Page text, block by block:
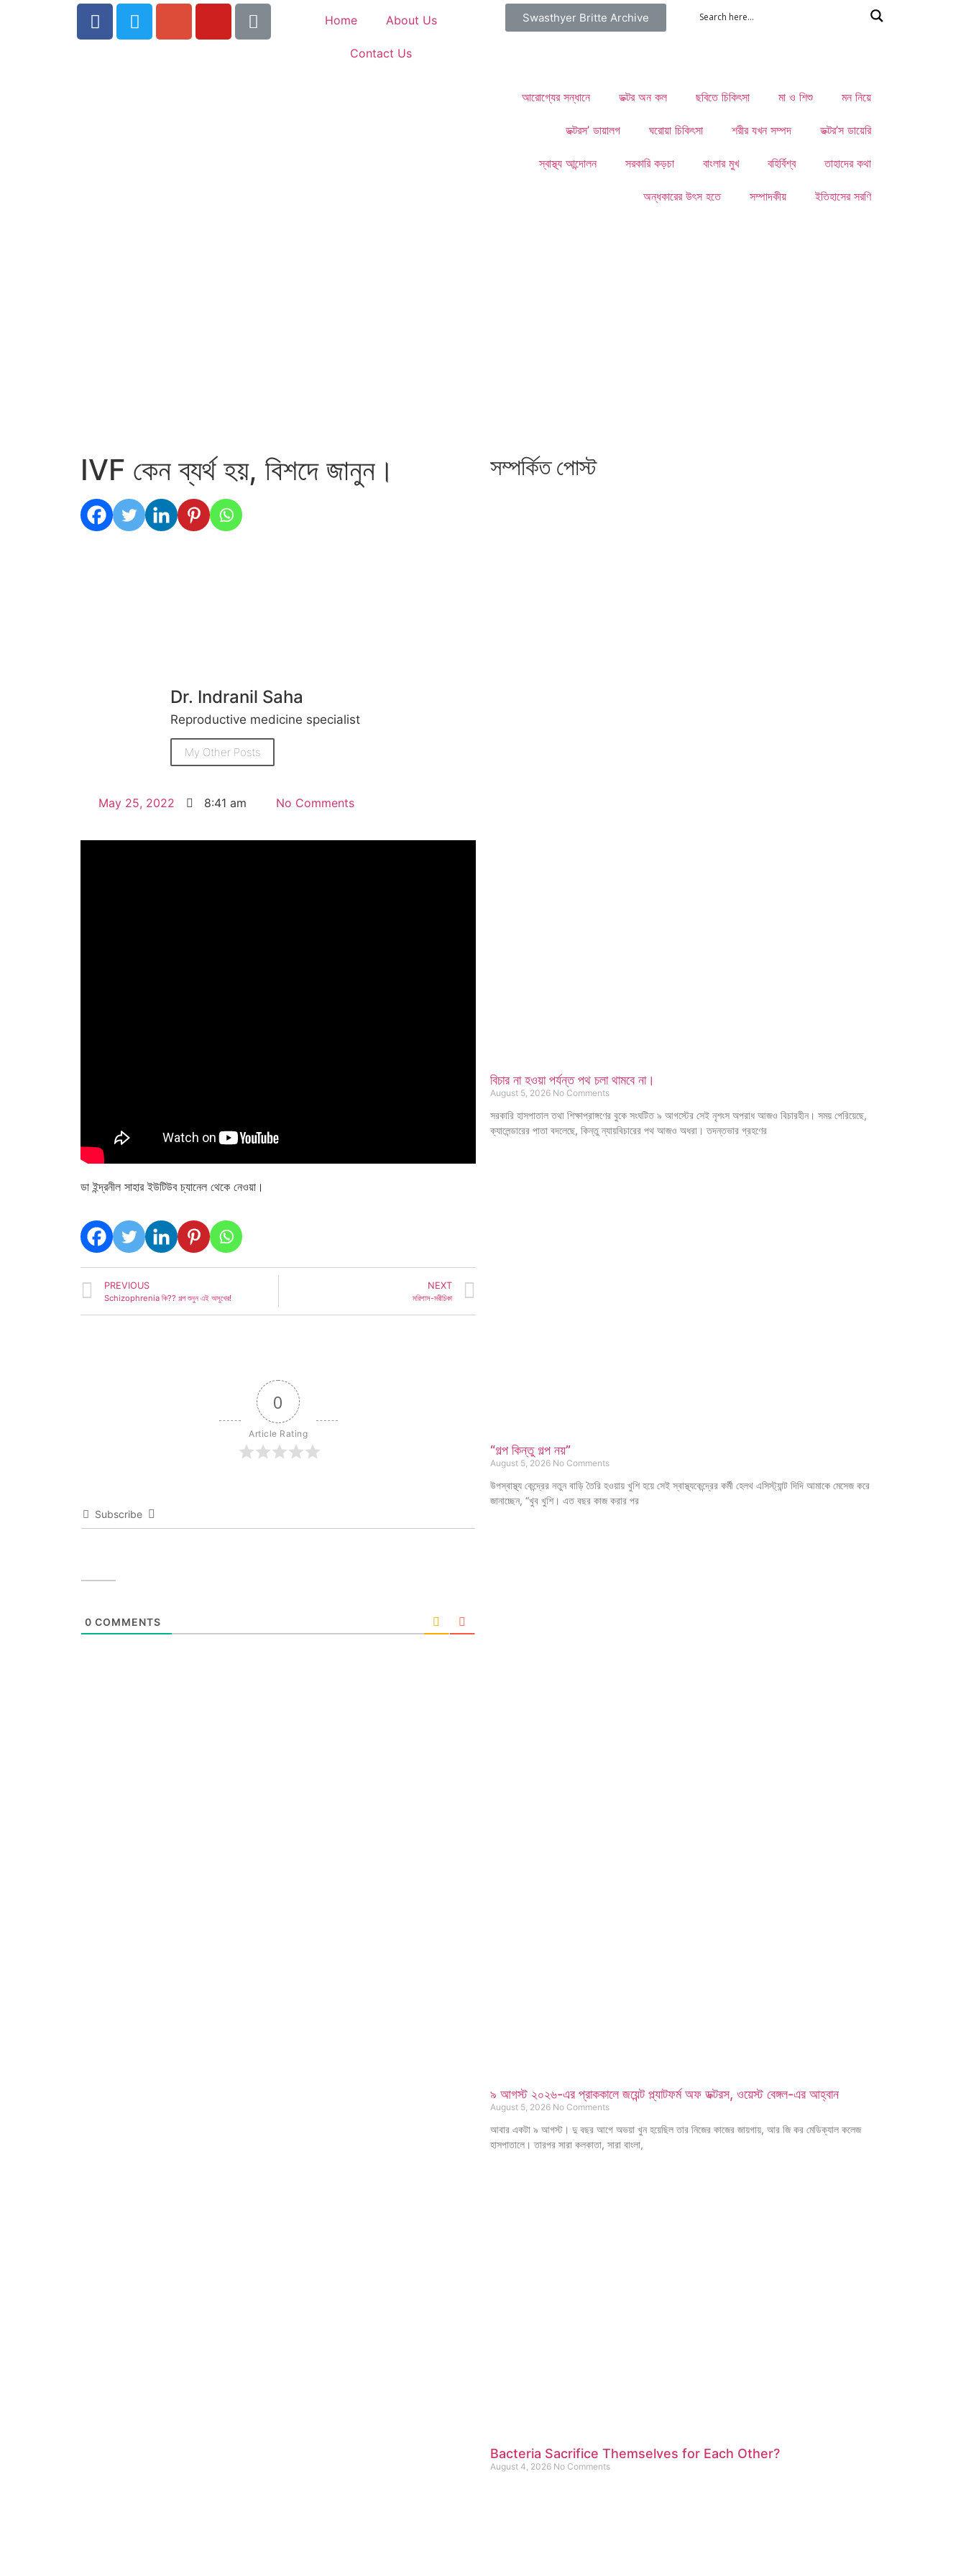
Home About Us
Contact Us
Swasthyer Britte Archive
আরোগ্যের সন্ধানে ডক্টর অন কল ছবিতে চিকিৎসা মা ও শিশু মন নিয়ে
ডক্টরস’ ডায়ালগ ঘরোয়া চিকিৎসা শরীর যখন সম্পদ ডক্টর’স ডায়েরি
স্বাস্থ্য আন্দোলন সরকারি কড়চা বাংলার মুখ বহির্বিশ্ব তাহাদের কথা
অন্ধকারের উৎস হতে সম্পাদকীয় ইতিহাসের সরণি
IVF কেন ব্যর্থ হয়, বিশদে জানুন।
Dr. Indranil Saha
Reproductive medicine specialist
My Other Posts
May 25, 2022 8:41 am No Comments
ডা ইন্দ্রনীল সাহার ইউটিউব চ্যানেল থেকে নেওয়া।
PREVIOUS
Schizophrenia কি?? গল্প শুনুন এই অসুখের!
NEXT
মরিশাস-মরীচিকা
0
Article Rating
Subscribe
0 COMMENTS
সম্পর্কিত পোস্ট
বিচার না হওয়া পর্যন্ত পথ চলা থামবে না।
August 5, 2026 No Comments
সরকারি হাসপাতাল তথা শিক্ষাপ্রাঙ্গণের বুকে সংঘটিত ৯ আগস্টের সেই নৃশংস অপরাধ আজও বিচারহীন। সময় পেরিয়েছে,
ক্যালেন্ডারের পাতা বদলেছে, কিন্তু ন্যায়বিচারের পথ আজও অধরা। তদন্তভার গ্রহণের
“গল্প কিন্তু গল্প নয়”
August 5, 2026 No Comments
উপস্বাস্থ্য কেন্দ্রের নতুন বাড়ি তৈরি হওয়ায় খুশি হয়ে সেই স্বাস্থ্যকেন্দ্রের কর্মী হেলথ এসিস্ট্যান্ট দিদি আমাকে মেসেজ করে
জানাচ্ছেন, “খুব খুশি। এত বছর কাজ করার পর
৯ আগস্ট ২০২৬-এর প্রাককালে জয়েন্ট প্ল্যাটফর্ম অফ ডক্টরস, ওয়েস্ট বেঙ্গল-এর আহ্বান
August 5, 2026 No Comments
আবার একটা ৯ আগস্ট। দু বছর আগে অভয়া খুন হয়েছিল তার নিজের কাজের জায়গায়, আর জি কর মেডিক্যাল কলেজ
হাসপাতালে। তারপর সারা কলকাতা, সারা বাংলা,
Bacteria Sacrifice Themselves for Each Other?
August 4, 2026 No Comments